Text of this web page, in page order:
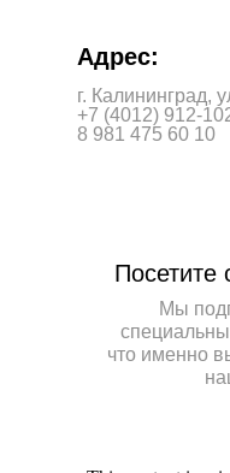
г. Калининград,
+7 (4012) 912-
8 981 475 60 10
Адрес:
Мы
что именно
Посетите